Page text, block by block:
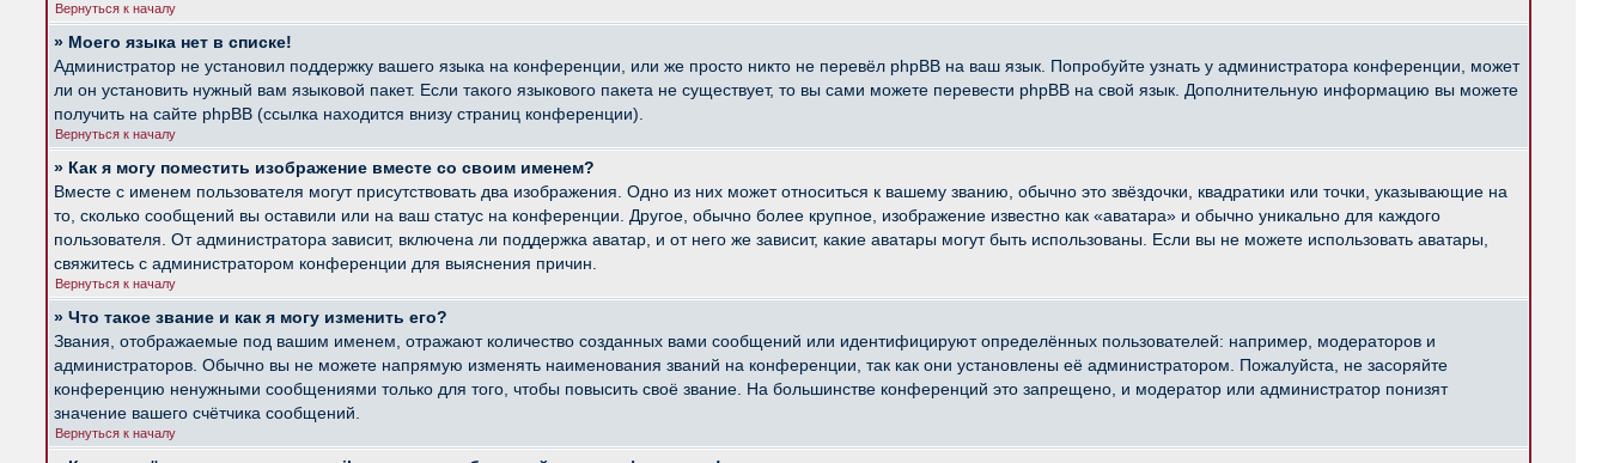
Вернуться к началу
» Моего языка нет в списке!
Администратор не установил поддержку вашего языка на конференции, или же просто никто не перевёл phpBB на ваш язык. Попробуйте узнать у администратора конференции, может
ли он установить нужный вам языковой пакет. Если такого языкового пакета не существует, то вы сами можете перевести phpBB на свой язык. Дополнительную информацию вы можете
получить на сайте phpBB (ссылка находится внизу страниц конференции).
Вернуться к началу
» Как я могу поместить изображение вместе со своим именем?
Вместе с именем пользователя могут присутствовать два изображения. Одно из них может относиться к вашему званию, обычно это звёздочки, квадратики или точки, указывающие на
то, сколько сообщений вы оставили или на ваш статус на конференции. Другое, обычно более крупное, изображение известно как «аватара» и обычно уникально для каждого
пользователя. От администратора зависит, включена ли поддержка аватар, и от него же зависит, какие аватары могут быть использованы. Если вы не можете использовать аватары,
свяжитесь с администратором конференции для выяснения причин.
Вернуться к началу
» Что такое звание и как я могу изменить его?
Звания, отображаемые под вашим именем, отражают количество созданных вами сообщений или идентифицируют определённых пользователей: например, модераторов и
администраторов. Обычно вы не можете напрямую изменять наименования званий на конференции, так как они установлены её администратором. Пожалуйста, не засоряйте
конференцию ненужными сообщениями только для того, чтобы повысить своё звание. На большинстве конференций это запрещено, и модератор или администратор понизят
значение вашего счётчика сообщений.
Вернуться к началу